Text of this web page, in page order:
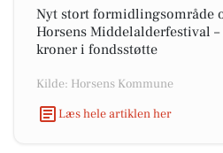
Nyt stort formidlingsområde
Horsens Middelalderfestival
kroner i fondsstøtte
Kilde: Horsens Kommune
Læs hele artiklen her